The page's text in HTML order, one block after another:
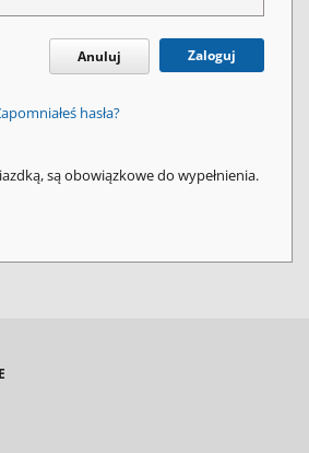
Anuluj Zaloguj
hasła?
są obowiązkowe do wypełnienia.